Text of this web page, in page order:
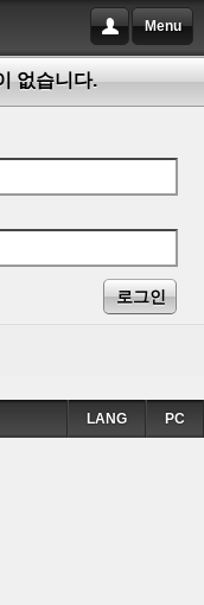
Menu
없습니다.
PC
LANG